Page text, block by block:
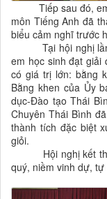
Tiếp sau đó, em
môn Tiếng Anh đã
biểu cảm nghĩ trước
Tại hội nghị lần
em học sinh đạt giải
có giá trị lớn: bằng
Bằng khen của Ủy
dục-Đào tạo Thái
Chuyên Thái Bình
thành tích đặc biệt
giỏi.
Hội nghị kết thúc
quý, niềm vinh dự,